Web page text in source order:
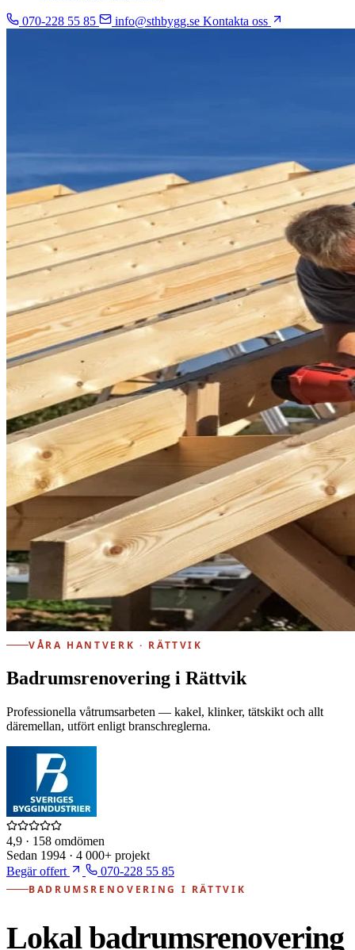
070-228 55 85 info@sthbygg.se Kontakta oss
VÅRA HANTVERK · RÄTTVIK
Badrumsrenovering i Rättvik
Professionella våtrumsarbeten — kakel, klinker, tätskikt och allt
däremellan, utfört enligt branschreglerna.
4,9 · 158 omdömen
Sedan 1994 · 4 000+ projekt
Begär offert
070-228 55 85
BADRUMSRENOVERING I RÄTTVIK
Lokal badrumsrenovering